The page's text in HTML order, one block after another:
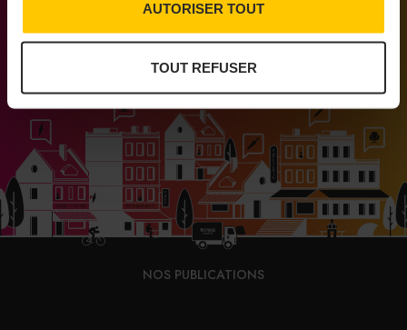
AUTORISER TOUT
TOUT REFUSER
de proximité
NOS PUBLICATIONS